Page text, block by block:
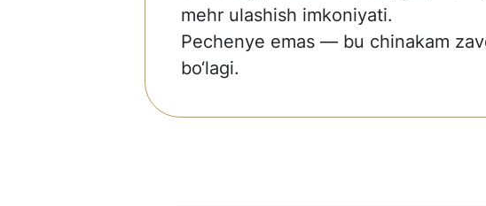
mehr ulashish imkoniyati.
Pechenye emas — bu chinakam
bo‘lagi.